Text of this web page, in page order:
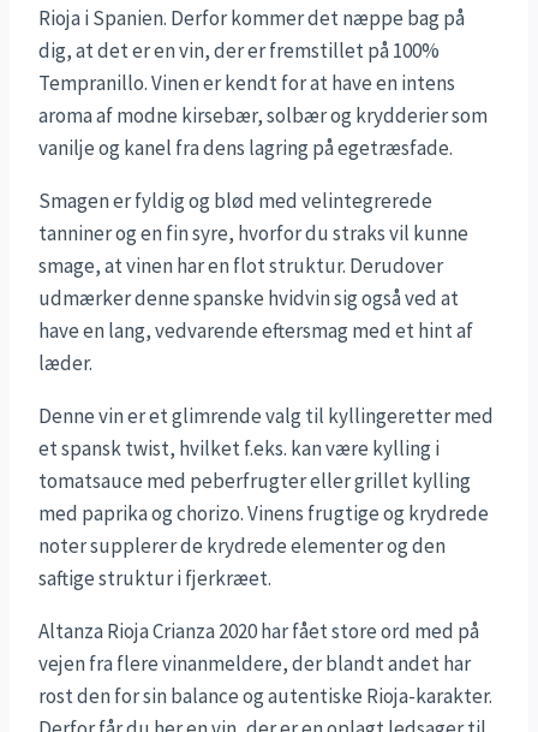
Rioja i Spanien. Derfor kommer det næppe bag på
dig, at det er en vin, der er fremstillet på 100%
Tempranillo. Vinen er kendt for at have en intens
aroma af modne kirsebær, solbær og krydderier som
vanilje og kanel fra dens lagring på egetræsfade.
Smagen er fyldig og blød med velintegrerede
tanniner og en fin syre, hvorfor du straks vil kunne
smage, at vinen har en flot struktur. Derudover
udmærker denne spanske hvidvin sig også ved at
have en lang, vedvarende eftersmag med et hint af
læder.
Denne vin er et glimrende valg til kyllingeretter med
et spansk twist, hvilket f.eks. kan være kylling i
tomatsauce med peberfrugter eller grillet kylling
med paprika og chorizo. Vinens frugtige og krydrede
noter supplerer de krydrede elementer og den
saftige struktur i fjerkræet.
Altanza Rioja Crianza 2020 har fået store ord med på
vejen fra flere vinanmeldere, der blandt andet har
rost den for sin balance og autentiske Rioja-karakter.